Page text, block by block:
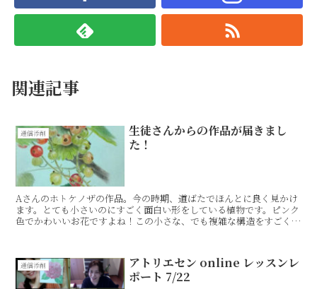
関連記事
通信添削
生徒さんからの作品が届きまし
た！
Aさんのホトケノザの作品。今の時期、道ばたでほんとに良く見かけ
ます。とても小さいのにすごく面白い形をしている植物です。ピンク
色でかわいいお花ですよね！この小さな、でも複雑な構造をすごく良
通信添削
アトリエセン online レッスンレ
ポート 7/22